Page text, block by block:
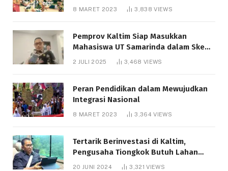
8 MARET 2023 3,838VIEWS
Pemprov Kaltim Siap Masukkan
Mahasiswa UT Samarinda dalam Skema
Bantuan Pendidikan Gratispol
2 JULI 2025 3,468 VIEWS
Peran Pendidikan dalam Mewujudkan
Integrasi Nasional
8 MARET 2023 3,364VIEWS
Tertarik Berinvestasi di Kaltim,
Pengusaha Tiongkok Butuh Lahan
1.000 Hektare
20 JUNI 2024 3,321VIEWS